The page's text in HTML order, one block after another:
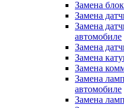
Замена
Замена
Замена
автомобиле
Замена
Замена
Замена
Замена
автомобиле
Замена